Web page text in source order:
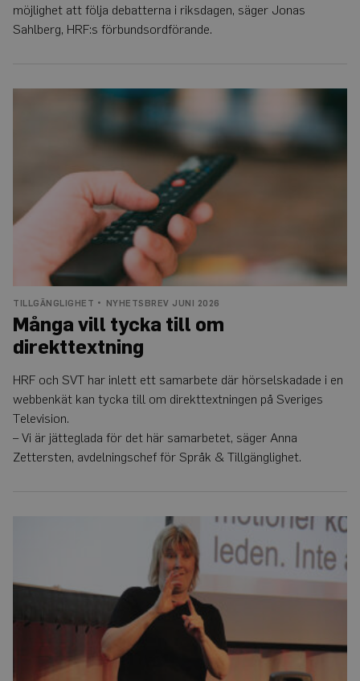
möjlighet att följa debatterna i riksdagen, säger Jonas
Sahlberg, HRF:s förbundsordförande.
Många
TILLGÄNGLIGHET NYHETSBREV JUNI 2026
Många vill tycka till om
direkttextning
HRF och SVT har inlett ett samarbete där hörselskadade i en
webbenkät kan tycka till om direkttextningen på Sveriges
Television.
– Vi är jätteglada för det här samarbetet, säger Anna
Zettersten, avdelningschef för Språk & Tillgänglighet.